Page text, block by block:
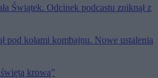
Świątek. Odcinek podcastu zniknął z
pod kołami kombajnu. Nowe ustalenia
krową”